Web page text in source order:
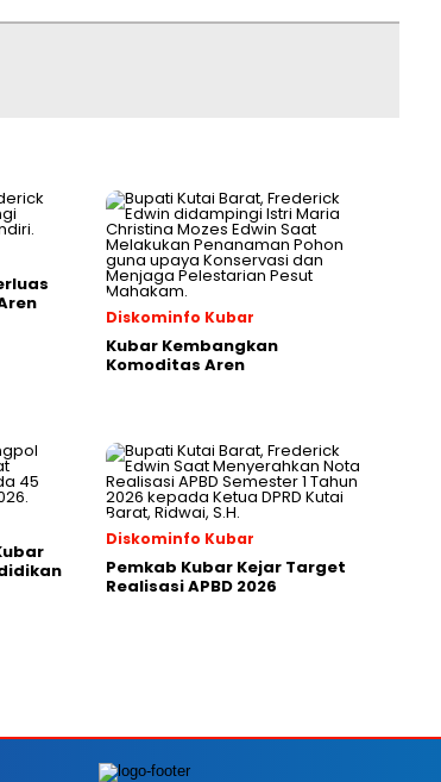
Diskominfo Kubar
Kubar Kembangkan
Komoditas Aren
Diskominfo Kubar
Pemkab Kubar Kejar Target
Realisasi APBD 2026